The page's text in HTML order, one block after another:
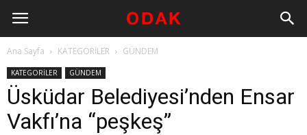
Ana Sayfa KATEGORİLER GÜNDEM
KATEGORİLER GÜNDEM
Üsküdar Belediyesi’nden Ensar
Vakfı’na “peşkeş”